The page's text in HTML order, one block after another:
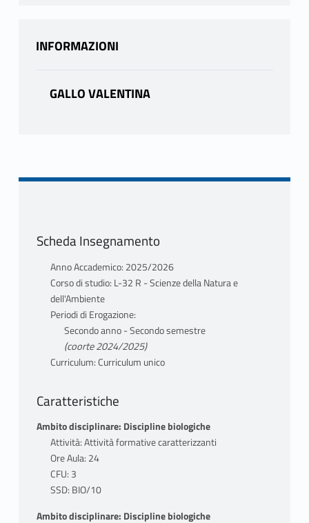
INFORMAZIONI
GALLO VALENTINA
Scheda Insegnamento
Anno Accademico: 2025/2026
Corso di studio: L-32 R - Scienze della Natura e
dell'Ambiente
Periodi di Erogazione:
Secondo anno - Secondo semestre
(coorte 2024/2025)
Curriculum: Curriculum unico
Caratteristiche
Ambito disciplinare: Discipline biologiche
Attività: Attività formative caratterizzanti
Ore Aula: 24
CFU: 3
SSD: BIO/10
Ambito disciplinare: Discipline biologiche